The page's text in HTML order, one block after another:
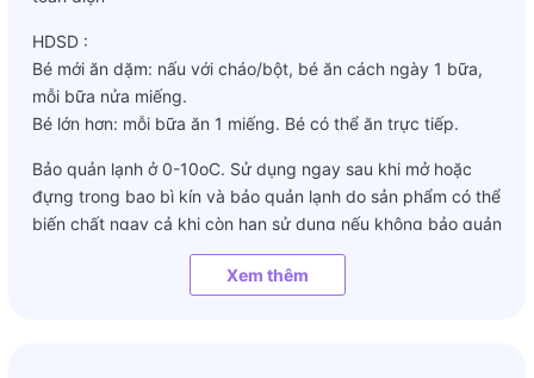
HDSD :
Bé mới ăn dặm: nấu với cháo/bột, bé ăn cách ngày 1 bữa,
mỗi bữa nửa miếng.
Bé lớn hơn: mỗi bữa ăn 1 miếng. Bé có thể ăn trực tiếp.
Bảo quản lạnh ở 0-10oC. Sử dụng ngay sau khi mở hoặc
đựng trong bao bì kín và bảo quản lạnh do sản phẩm có thể
biến chất ngay cả khi còn hạn sử dụng nếu không bảo quản
Đóng gói: 1 túi 10 miếng
Xem thêm